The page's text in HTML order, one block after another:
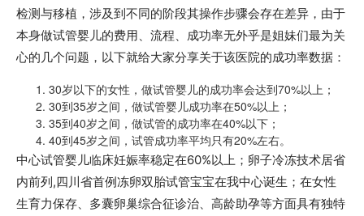
检测与移植，涉及到不同的阶段其操作步骤会存在差异，由于
本身做试管婴儿的费用、流程、成功率无外乎是姐妹们最为关
心的几个问题，以下就给大家分享关于该医院的成功率数据：
1. 30岁以下的女性，做试管婴儿的成功率会达到70%以上；
2. 30到35岁之间，做试管婴儿成功率在50%以上；
3. 35到40岁之间，做试管的成功率在40%以下；
4. 40到45岁之间，试管成功率平均只有20%左右。
中心试管婴儿临床妊娠率稳定在60%以上；卵子冷冻技术居省
内前列,四川省首例冻卵双胎试管宝宝在我中心诞生；在女性
生育力保存、多囊卵巢综合征诊治、高龄助孕等方面具有独特